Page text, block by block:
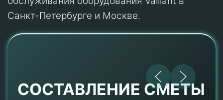
Санкт-Петербурге и Москве.
СОСТАВЛЕНИЕ СМЕТЫ